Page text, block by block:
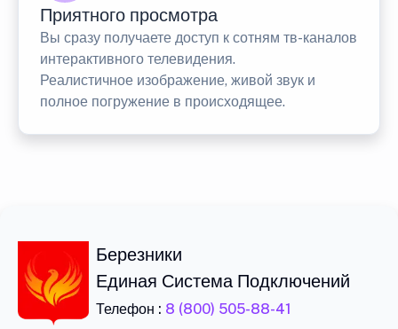
Приятного просмотра
Вы сразу получаете доступ к сотням тв-каналов
интерактивного телевидения.
Реалистичное изображение, живой звук и
полное погружение в происходящее.
Березники
Единая Система Подключений
Телефон : 8 (800) 505-88-41